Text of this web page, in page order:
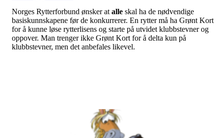
Norges Rytterforbund ønsker at alle skal ha de nødvendige
basiskunnskapene før de konkurrerer. En rytter må ha Grønt Kort
for å kunne løse rytterlisens og starte på utvidet klubbstevner og
oppover. Man trenger ikke Grønt Kort for å delta kun på
klubbstevner, men det anbefales likevel.